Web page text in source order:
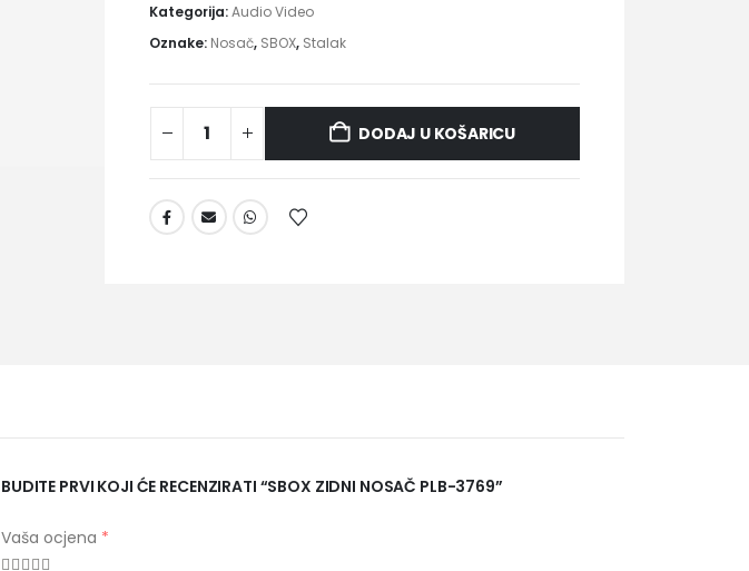
Kategorija:Audio Video
Oznake: Nosač, SBOX, Stalak
DODAJ U KOŠARICU
BUDITE PRVI KOJI ĆE RECENZIRATI “SBOX ZIDNI NOSAČ PLB-3769”
Vaša ocjena *